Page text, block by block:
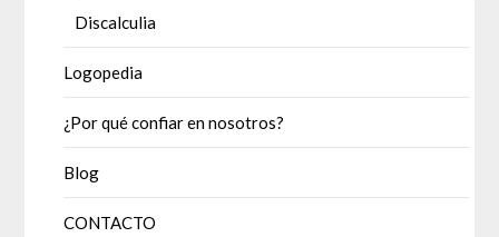
Discalculia
Logopedia
¿Por qué confiar en nosotros?
Blog
CONTACTO